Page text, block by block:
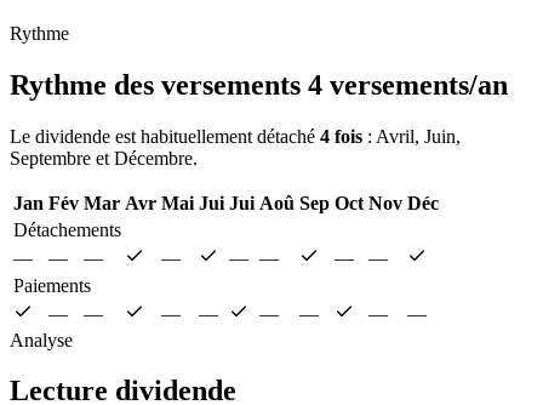
Rythme
Rythme des versements 4 versements/an
Le dividende est habituellement détaché 4 fois : Avril, Juin,
Septembre et Décembre.
Jan Fév Mar Avr Mai Jui Jui Aoû Sep Oct Nov Déc
Détachements
—
— — — — — —
—
Paiements
—
— — — — — —
—
Analyse
Lecture dividende